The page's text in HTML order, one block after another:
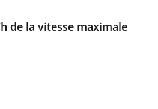
de la vitesse maximale